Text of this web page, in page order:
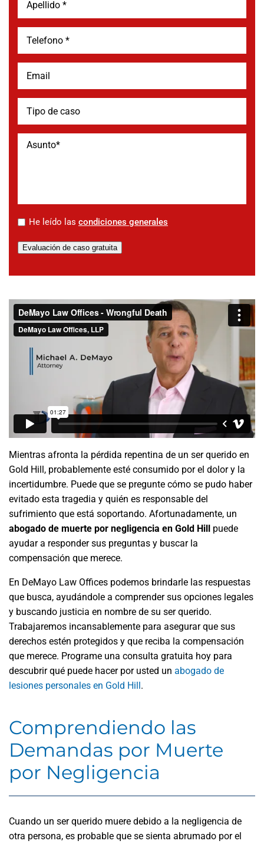
* He leído las condiciones generales
Evaluación de caso gratuita
Mientras afronta la pérdida repentina de un ser querido en
Gold Hill, probablemente esté consumido por el dolor y la
incertidumbre. Puede que se pregunte cómo se pudo haber
evitado esta tragedia y quién es responsable del
sufrimiento que está soportando. Afortunadamente, un
abogado de muerte por negligencia en Gold Hill puede
ayudar a responder sus preguntas y buscar la
compensación que merece.
En DeMayo Law Offices podemos brindarle las respuestas
que busca, ayudándole a comprender sus opciones legales
y buscando justicia en nombre de su ser querido.
Trabajaremos incansablemente para asegurar que sus
derechos estén protegidos y que reciba la compensación
que merece. Programe una consulta gratuita hoy para
descubrir qué puede hacer por usted un abogado de
lesiones personales en Gold Hill.
Comprendiendo las
Demandas por Muerte
por Negligencia
Cuando un ser querido muere debido a la negligencia de
otra persona, es probable que se sienta abrumado por el